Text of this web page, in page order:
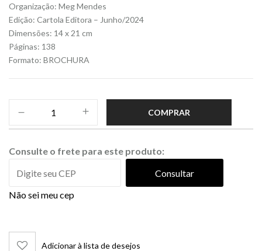
Organização: Meg Mendes
Edição: Cartola Editora – Junho/2024
Dimensões: 14 x 21 cm
Páginas: 138
Formato: BROCHURA
COMPRAR
Consulte o frete para este produto:
Consultar
Não sei meu cep
Adicionar à lista de desejos